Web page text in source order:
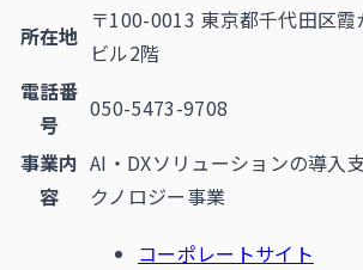
所在地
〒100-0013 東京都千代田区
ビル2階
電話番
号
050-5473-9708
事業内
容
AI・DXソリューションの導入
クノロジー事業
コーポレートサイト